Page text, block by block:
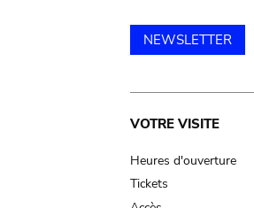
NEWSLETTER
Main
VOTRE VISITE
Heures d'ouverture
Tickets